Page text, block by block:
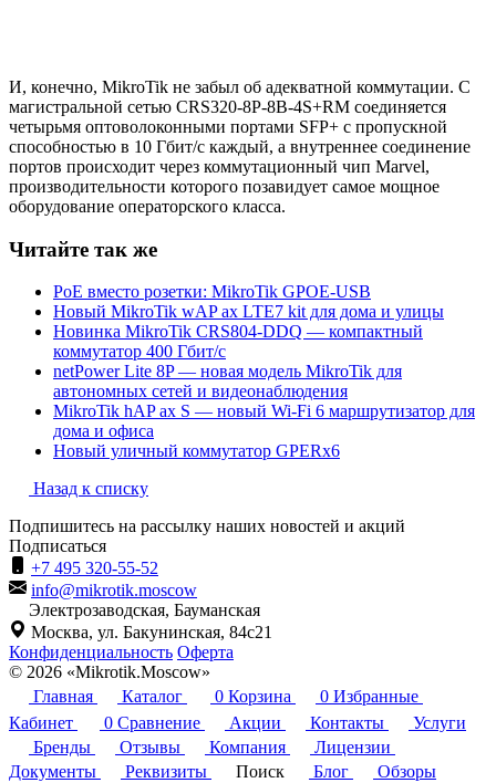
И, конечно, MikroTik не забыл об адекватной коммутации. С
магистральной сетью CRS320-8P-8B-4S+RM соединяется
четырьмя оптоволоконными портами SFP+ с пропускной
способностью в 10 Гбит/с каждый, а внутреннее соединение
портов происходит через коммутационный чип Marvel,
производительности которого позавидует самое мощное
оборудование операторского класса.
Читайте так же
PoE вместо розетки: MikroTik GPOE-USB
Новый MikroTik wAP ax LTE7 kit для дома и улицы
Новинка MikroTik CRS804-DDQ — компактный
коммутатор 400 Гбит/с
netPower Lite 8P — новая модель MikroTik для
автономных сетей и видеонаблюдения
MikroTik hAP ax S — новый Wi-Fi 6 маршрутизатор для
дома и офиса
Новый уличный коммутатор GPERx6
Назад к списку
Подпишитесь на рассылку наших новостей и акций
Подписаться
+7 495 320-55-52
info@mikrotik.moscow
Электрозаводская, Бауманская
Москва, ул. Бакунинская, 84с21
Конфиденциальность Оферта
© 2026 «Mikrotik.Moscow»
Главная
Каталог 0 Корзина 0 Избранные
Кабинет
0 Сравнение Акции Контакты
Услуги
Бренды
Отзывы Компания
Лицензии
Документы
Реквизиты Поиск Блог Обзоры